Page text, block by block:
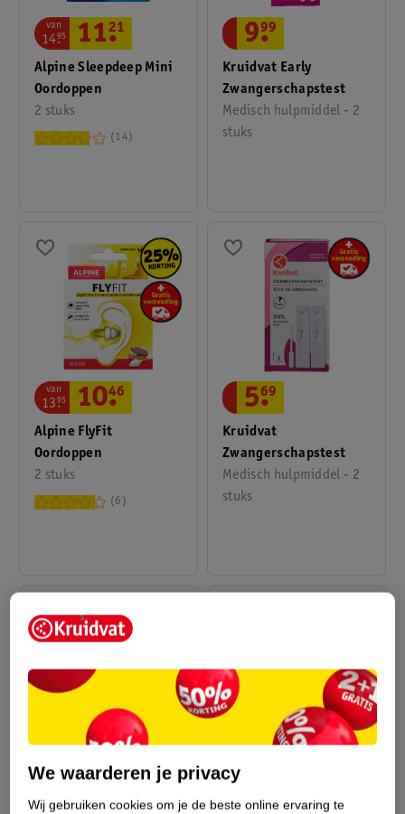
Alpine Sleepdeep Mini
Oordoppen
2 stuks
van
14.
95 11.
21
14
Kruidvat Early
Zwangerschapstest
Medisch hulpmiddel - 2
stuks
9.
99
Alpine FlyFit
Oordoppen
2 stuks
van
13.
95 10.
46
6
Kruidvat
Zwangerschapstest
Medisch hulpmiddel - 2
stuks
5.
69
14. 17
We waarderen je privacy
Wij gebruiken cookies om je de beste online ervaring te